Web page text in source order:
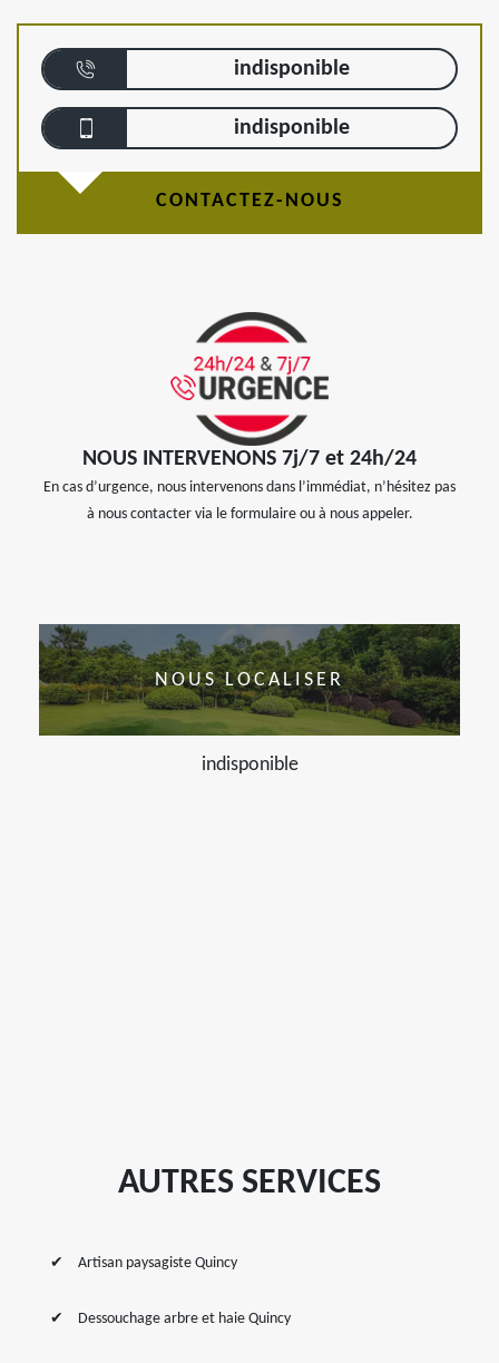
indisponible
indisponible
CONTACTEZ-NOUS
NOUS INTERVENONS 7j/7 et 24h/24
En cas d’urgence, nous intervenons dans l’immédiat, n’hésitez pas
à nous contacter via le formulaire ou à nous appeler.
NOUS LOCALISER
indisponible
AUTRES SERVICES
Artisan paysagiste Quincy
Dessouchage arbre et haie Quincy